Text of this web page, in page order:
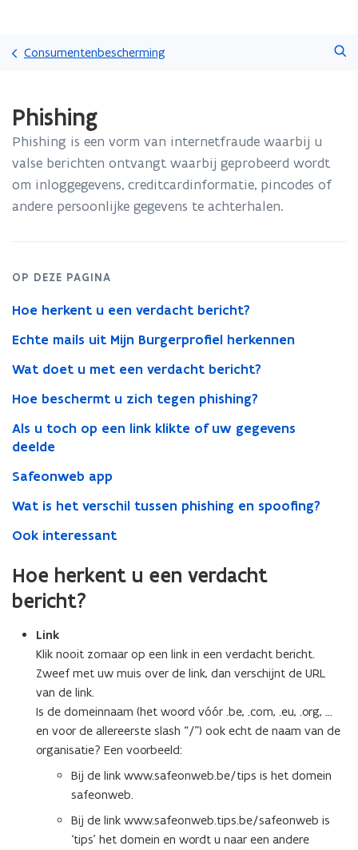
Consumentenbescherming
met
laden.
bevindt
op:
Phishing
Phishing
Phishing is een vorm van internetfraude waarbij u
valse berichten ontvangt waarbij geprobeerd wordt
om inloggegevens, creditcardinformatie, pincodes of
andere persoonlijke gegevens te achterhalen.
OP DEZE PAGINA
Hoe herkent u een verdacht bericht?
Echte mails uit Mijn Burgerprofiel herkennen
Wat doet u met een verdacht bericht?
Hoe beschermt u zich tegen phishing?
Als u toch op een link klikte of uw gegevens
deelde
Safeonweb app
Wat is het verschil tussen phishing en spoofing?
Ook interessant
Hoe herkent u een verdacht
bericht?
Link
Klik nooit zomaar op een link in een verdacht bericht.
Zweef met uw muis over de link, dan verschijnt de URL
van de link.
Is de domeinnaam (het woord vóór .be, .com, .eu, .org, …
en voor de allereerste slash “/”) ook echt de naam van de
organisatie? Een voorbeeld:
Bij de link www.safeonweb.be/tips is het domein
safeonweb.
Bij de link www.safeonweb.tips.be/safeonweb is
‘tips’ het domein en wordt u naar een andere